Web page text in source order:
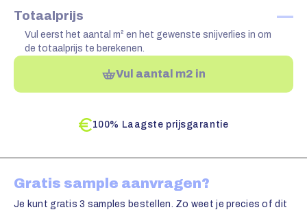
Totaalprijs —
Vul eerst het aantal m² en het gewenste snijverlies in om
de totaalprijs te berekenen.
Vul aantal m2 in
100% Laagste prijsgarantie
Gratis sample aanvragen?
Je kunt gratis 3 samples bestellen. Zo weet je precies of dit